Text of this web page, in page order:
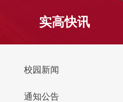
实高快讯
校园新闻
通知公告